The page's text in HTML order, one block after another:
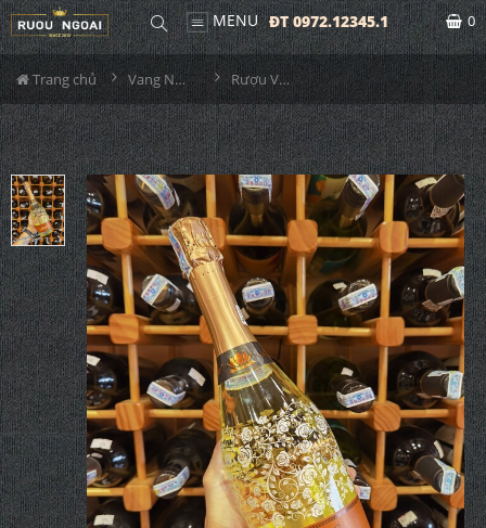
MENU ĐT 0972.12345.1 0
Trang chủ Vang Nổ / Champagne Rượu Vang Nổ Prospero Moscato